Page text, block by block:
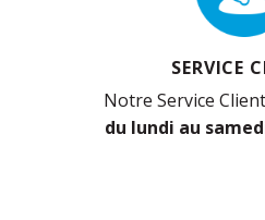
SERVICE
Notre Service
du lundi au